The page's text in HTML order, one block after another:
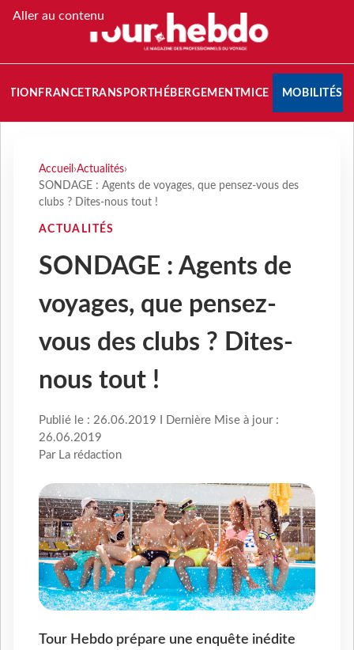
Aller au contenu
FRANCETRANSPORT HÉBERGEMENTMICE MOBILITÉS
Accueil ›Actualités›
SONDAGE : Agents de voyages, que pensez-vous des
clubs ? Dites-nous tout !
ACTUALITÉS
SONDAGE : Agents de
voyages, que pensez-
vous des clubs ? Dites-
nous tout !
Publié le : 26.06.2019 I Dernière Mise à jour :
26.06.2019
Par La rédaction
Tour Hebdo prépare une enquête inédite